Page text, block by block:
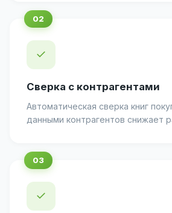
✓
Сверка с контрагентами
Автоматическая сверка книг
данными контрагентов снижает
✓